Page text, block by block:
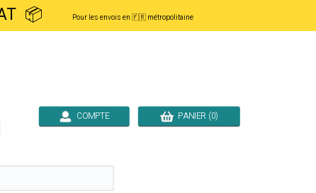
📦 Pour les envois en 🇫🇷 métropolitaine
COMPTE PANIER (0)